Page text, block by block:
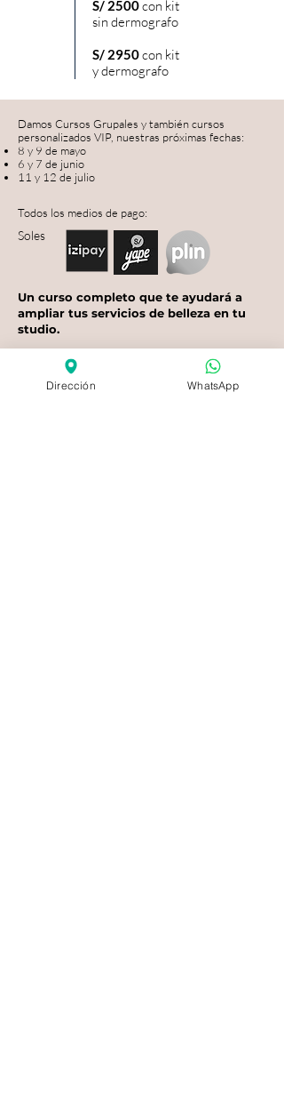
S/ 2500con kit
sin dermografo
S/ 2950con kit
y dermografo
Damos Cursos Grupales y también cursos
personalizados VIP, nuestras próximas fechas:
8 y 9 de mayo
6 y 7 de junio
11 y 12 de julio
Todos los medios de pago:
Soles
Un curso completo que te ayudará a
ampliar tus servicios de belleza en tu
studio.
Si no has hecho CLICK a ninguno de nuestros
botones, llena tus datos en el formulario de abajo
👇 👇 👇 👇 👇Dirección WhatsApp